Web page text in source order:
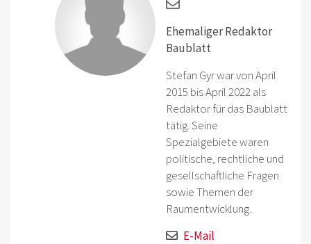
Ehemaliger Redaktor
Baublatt
Stefan Gyr war von April
2015 bis April 2022 als
Redaktor für das Baublatt
tätig. Seine
Spezialgebiete waren
politische, rechtliche und
gesellschaftliche Fragen
sowie Themen der
Raumentwicklung.
E-Mail